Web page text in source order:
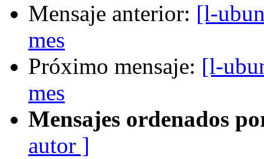
Mensaje anterior: [l-
mes
Próximo mensaje: [l-
mes
Mensajes ordenados
autor ]